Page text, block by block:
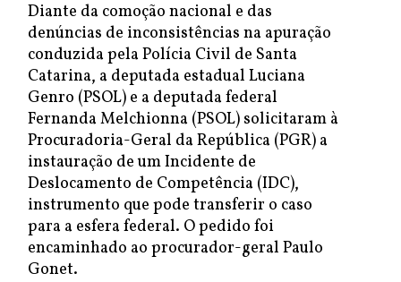
Diante da comoção nacional e das
denúncias de inconsistências na apuração
conduzida pela Polícia Civil de Santa
Catarina, a deputada estadual Luciana
Genro (PSOL) e a deputada federal
Fernanda Melchionna (PSOL) solicitaram à
Procuradoria-Geral da República (PGR) a
instauração de um Incidente de
Deslocamento de Competência (IDC),
instrumento que pode transferir o caso
para a esfera federal. O pedido foi
encaminhado ao procurador-geral Paulo
Gonet.